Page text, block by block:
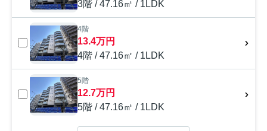
3階 / 47.16㎡ / 1LDK
4階
13.4万円
4階 / 47.16㎡ / 1LDK
5階
12.7万円
5階 / 47.16㎡ / 1LDK